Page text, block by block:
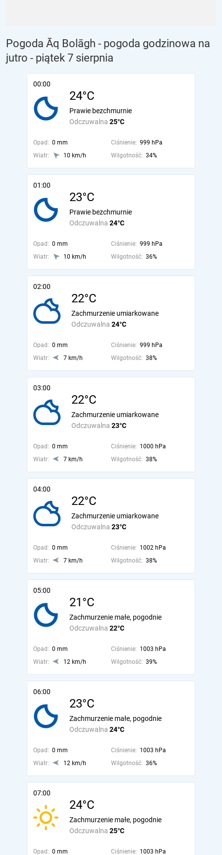
Pogoda Āq Bolāgh - pogoda godzinowa na
jutro - piątek 7 sierpnia
00:00
24°C
Odczuwalna 25°C
Prawie bezchmurnie
Opad: 0 mm Ciśnienie: 999 hPa
Wiatr:
10 km/h Wilgotność: 34%
01:00
23°C
Odczuwalna 24°C
Prawie bezchmurnie
Opad: 0 mm Ciśnienie: 999 hPa
Wiatr:
10 km/h Wilgotność: 36%
02:00
22°C
Odczuwalna 24°C
Zachmurzenie umiarkowane
Opad: 0 mm Ciśnienie: 999 hPa
Wiatr:
7 km/h Wilgotność: 38%
03:00
22°C
Odczuwalna 23°C
Zachmurzenie umiarkowane
Opad: 0 mm Ciśnienie: 1000 hPa
Wiatr:
7 km/h Wilgotność: 38%
04:00
22°C
Odczuwalna 23°C
Zachmurzenie umiarkowane
Opad: 0 mm Ciśnienie: 1002 hPa
Wiatr:
7 km/h Wilgotność: 38%
05:00
21°C
Odczuwalna 22°C
Zachmurzenie małe, pogodnie
Opad: 0 mm Ciśnienie: 1003 hPa
Wiatr:
12 km/h Wilgotność: 39%
06:00
23°C
Odczuwalna 24°C
Zachmurzenie małe, pogodnie
Opad: 0 mm Ciśnienie: 1003 hPa
Wiatr:
12 km/h Wilgotność: 36%
07:00
24°C
Odczuwalna 25°C
Zachmurzenie małe, pogodnie
Opad: 0 mm Ciśnienie: 1003 hPa